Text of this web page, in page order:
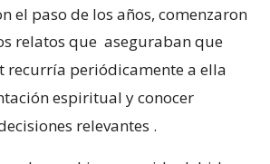
el paso de los años, comenzaron
relatos que aseguraban que
recurría periódicamente a ella
espiritual y conocer
relevantes .